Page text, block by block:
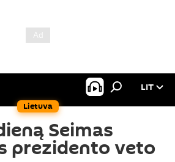
Lietuva
LIT
Seimas
prezidento veto